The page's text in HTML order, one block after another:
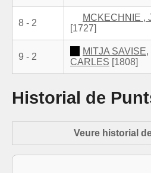
8 - 2
MCKECHNIE ,
[1727]
9 - 2
MITJA SAVISE,
CARLES [1808]
Historial de
Veure historial